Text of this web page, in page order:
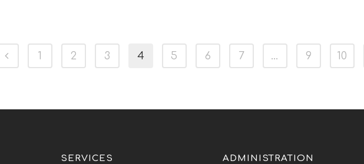
1 2 3 4 5 6 7 … 9 10
SERVICES ADMINISTRATION